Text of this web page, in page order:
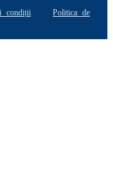
condiții
Politica de